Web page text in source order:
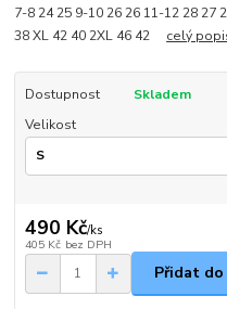
7-8 24 25 9-10 26 26 11-12 28 27
38 XL 42 40 2XL 46 42 celý
Dostupnost
Skladem
Velikost
490 Kč/ks
405 Kč bez DPH
Přidat do